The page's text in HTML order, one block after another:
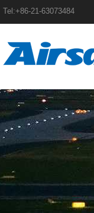
Tel:+86-21-63073484